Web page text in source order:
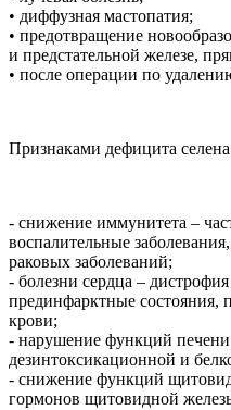
• диффузная мастопатия;
• предотвращение
и предстательной железе,
• после операции по
Признаками дефицита
- снижение иммунитета –
воспалительные
раковых заболеваний;
- болезни сердца –
прединфарктные состояния,
крови;
- нарушение функций
дезинтоксикационной и
- снижение функций
гормонов щитовидной